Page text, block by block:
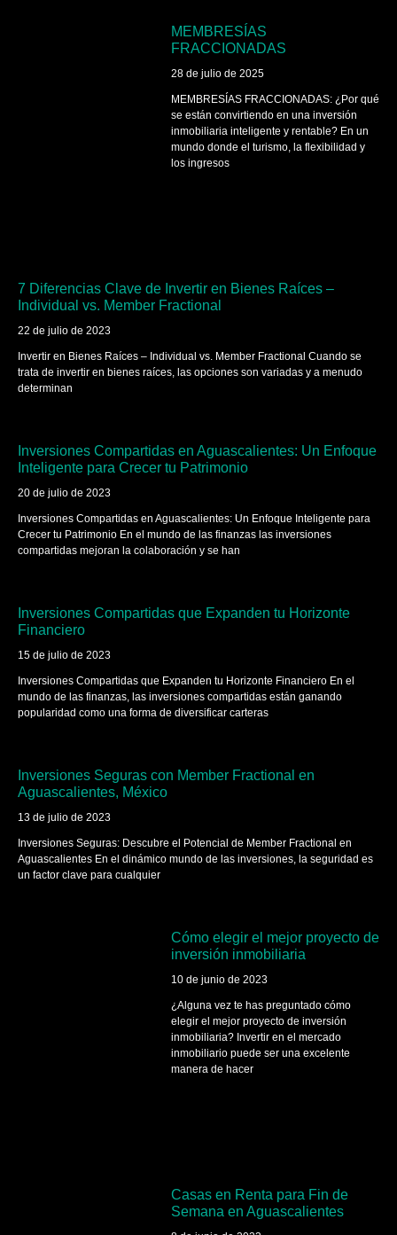
MEMBRESÍAS
FRACCIONADAS
28 de julio de 2025
MEMBRESÍAS FRACCIONADAS: ¿Por qué
se están convirtiendo en una inversión
inmobiliaria inteligente y rentable? En un
mundo donde el turismo, la flexibilidad y
los ingresos
7 Diferencias Clave de Invertir en Bienes Raíces –
Individual vs. Member Fractional
22 de julio de 2023
Invertir en Bienes Raíces – Individual vs. Member Fractional Cuando se
trata de invertir en bienes raíces, las opciones son variadas y a menudo
determinan
Inversiones Compartidas en Aguascalientes: Un Enfoque
Inteligente para Crecer tu Patrimonio
20 de julio de 2023
Inversiones Compartidas en Aguascalientes: Un Enfoque Inteligente para
Crecer tu Patrimonio En el mundo de las finanzas las inversiones
compartidas mejoran la colaboración y se han
Inversiones Compartidas que Expanden tu Horizonte
Financiero
15 de julio de 2023
Inversiones Compartidas que Expanden tu Horizonte Financiero En el
mundo de las finanzas, las inversiones compartidas están ganando
popularidad como una forma de diversificar carteras
Inversiones Seguras con Member Fractional en
Aguascalientes, México
13 de julio de 2023
Inversiones Seguras: Descubre el Potencial de Member Fractional en
Aguascalientes En el dinámico mundo de las inversiones, la seguridad es
un factor clave para cualquier
Cómo elegir el mejor proyecto de
inversión inmobiliaria
10 de junio de 2023
¿Alguna vez te has preguntado cómo
elegir el mejor proyecto de inversión
inmobiliaria? Invertir en el mercado
inmobiliario puede ser una excelente
manera de hacer
Casas en Renta para Fin de
Semana en Aguascalientes